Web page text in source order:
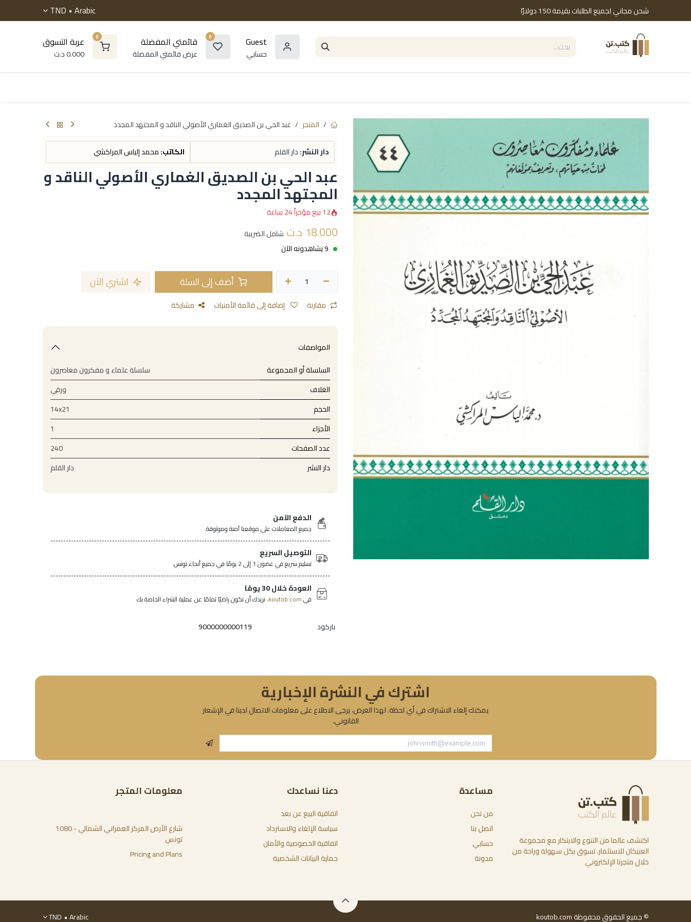
شحن مجاني لجميع الطلبات بقيمة 150 دولارًا Arabic •
TND
0 عربة التسوق
0.000د.ت
0 قائمتي المفضلة
عرض قائمتي المفضلة
Guest
حسابي
المتجر عبد الحي بن الصديق الغماري الأصولي الناقد و المجتهد المجدد
دار النشر:دار القلم الكاتب:محمد إلياس المراكشي
عبد الحي بن الصديق الغماري الأصولي الناقد و
المجتهد المجدد
12 بيع مؤخراً 24 ساعة
18.000 د.ت شامل الضريبة
9 يشاهدونه الآن
أضف إلى السلة اشتري الآن
مقارنة مشاركة
المواصفات
السلسلة أو المجموعة
سلسلة علماء و مفكرون معاصرون
الغلاف
ورقي
الحجم
14x21
الأجزاء
1
عدد الصفحات
240
دار النشر
دار القلم
الدفع الآمن
جميع المعاملات على موقعنا آمنة وموثوقة.
التوصيل السريع
تسليم سريع في غضون 1 إلى 2 يومًا في جميع أنحاء تونس.
العودة خلال 30 يومًا
فيkoutob.com، نريدك أن تكون راضيًا تمامًا عن عملية الشراء الخاصة بك
باركود 9000000000119
اشترك في النشرة الإخبارية
يمكنك إلغاء الاشتراك في أي لحظة. لهذا الغرض، يرجى الاطلاع على معلومات الاتصال لدينا في الإشعار
القانوني.
اكتشف عالما من التنوع والابتكار مع مجموعة
العبيكان للاستثمار. تسوق بكل سهولة وراحة من
خلال متجرنا الإلكتروني
مساعدة
من نحن
اتصل بنا
حسابي
مدونة
دعنا نساعدك
اتفاقية البيع عن بعد
سياسة الإلغاء والاسترداد
اتفاقية الخصوصية والأمان
حماية البيانات الشخصية
معلومات المتجر
شارع الأرض المركز العمراني الشمالي - 1080
تونس
Pricing and Plans
© جميع الحقوق محفوظة koutob.com Arabic •
TND